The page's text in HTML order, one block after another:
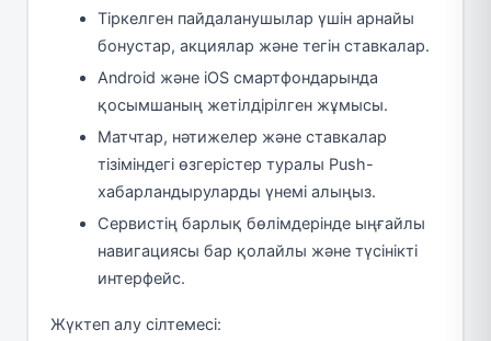
Тіркелген пайдаланушылар үшін арнайы
бонустар, акциялар және тегін ставкалар.
Android және iOS смартфондарында
қосымшаның жетілдірілген жұмысы.
Матчтар, нәтижелер және ставкалар
тізіміндегі өзгерістер туралы Push-
хабарландыруларды үнемі алыңыз.
Сервистің барлық бөлімдерінде ыңғайлы
навигациясы бар қолайлы және түсінікті
интерфейс.
Жүктеп алу сілтемесі: